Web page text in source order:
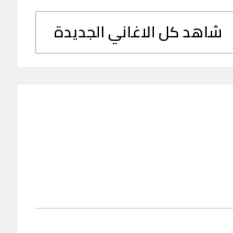
شاهد كل الاغاني الجديدة